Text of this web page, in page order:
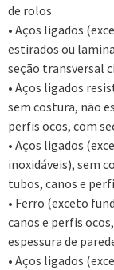
de rolos
• Aços ligados
estirados ou
seção transversal
• Aços ligados
sem costura, não
perfis ocos, com
• Aços ligados
inoxidáveis), sem
tubos, canos e
• Ferro (exceto
canos e perfis
espessura de
• Aços ligados